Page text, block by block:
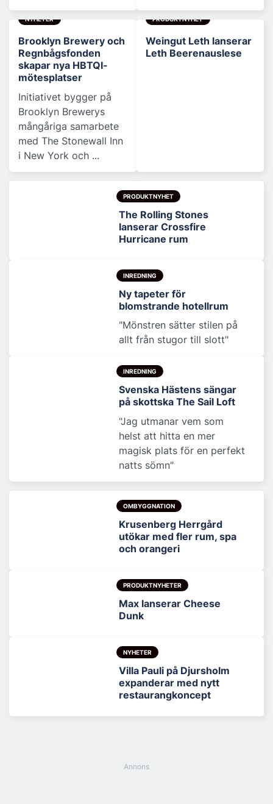
NYHETER
Brooklyn Brewery och
Regnbågsfonden
skapar nya HBTQI-
mötesplatser
Initiativet bygger på
Brooklyn Brewerys
mångåriga samarbete
med The Stonewall Inn
i New York och ...
PRODUKTNYHET
Weingut Leth lanserar
Leth Beerenauslese
PRODUKTNYHET
The Rolling Stones
lanserar Crossfire
Hurricane rum
INREDNING
Ny tapeter för
blomstrande hotellrum
"Mönstren sätter stilen på
allt från stugor till slott"
INREDNING
Svenska Hästens sängar
på skottska The Sail Loft
"Jag utmanar vem som
helst att hitta en mer
magisk plats för en perfekt
natts sömn"
OMBYGGNATION
Krusenberg Herrgård
utökar med fler rum, spa
och orangeri
PRODUKTNYHETER
Max lanserar Cheese
Dunk
NYHETER
Villa Pauli på Djursholm
expanderar med nytt
restaurangkoncept